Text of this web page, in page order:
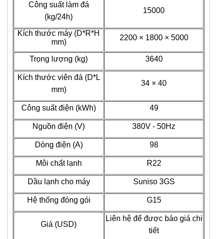
Công suất làm đá
(kg/24h)
15000
Kích thước máy (D*R*H
mm)
2200 × 1800 × 5000
Trọng lượng (kg) 3640
Kích thước viên đá (D*L
mm)
34 × 40
Công suất điện (kWh) 49
Nguồn điện (V) 380V - 50Hz
Dòng điện (A) 98
Môi chất lạnh R22
Dầu lạnh cho máy Suniso 3GS
Hệ thống đóng gói G15
Giá (USD)
Liên hệ để được báo giá chi
tiết